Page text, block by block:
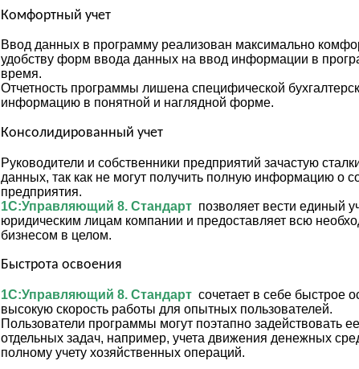
Комфортный учет
Ввод данных в программу реализован максимально
удобству форм ввода данных на ввод информации в
время.
Отчетность программы лишена специфической
информацию в понятной и наглядной форме.
Консолидированный учет
Руководители и собственники предприятий зачастую
данных, так как не могут получить полную информацию о
предприятия.
1С:Управляющий 8. Стандарт позволяет вести единый
юридическим лицам компании и предоставляет всю
бизнесом в целом.
Быстрота освоения
1С:Управляющий 8. Стандарт сочетает в себе быстрое
высокую скорость работы для опытных пользователей.
Пользователи программы могут поэтапно задействовать
отдельных задач, например, учета движения денежных
полному учету хозяйственных операций.